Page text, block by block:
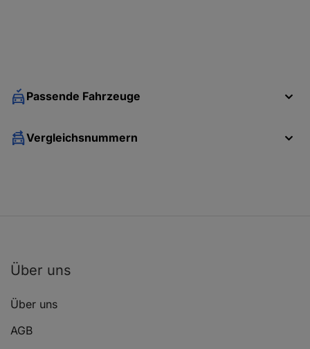
Passende Fahrzeuge
Vergleichsnummern
Über uns
Über uns
AGB